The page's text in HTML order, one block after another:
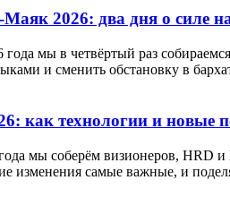
2026: два дня о силе
года мы в четвёртый раз
и сменить обстановку в
как технологии и новые
мы соберём визионеров, HRD
изменения самые важные, и